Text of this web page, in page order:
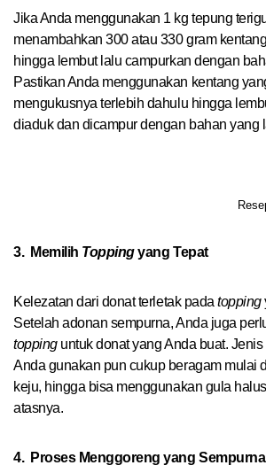
Jika Anda menggunakan 1 kg tepung
menambahkan 300 atau 330 gram
hingga lembut lalu campurkan dengan
Pastikan Anda menggunakan kentang
mengukusnya terlebih dahulu hingga
diaduk dan dicampur dengan bahan yang
3. Memilih Toppingyang Tepat
Kelezatan dari donat terletak padatopping
Setelah adonan sempurna, Anda juga
topping untuk donat yang Anda buat. Jenis
Anda gunakan pun cukup beragam mulai
keju, hingga bisa menggunakan gula
atasnya.
4. Proses Menggoreng yang Sempurna